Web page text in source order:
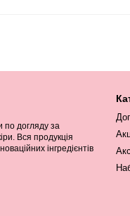
по догляду за
Вся продукція
інгредієнтів